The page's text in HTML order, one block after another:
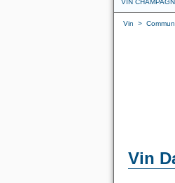
VIN
Vin >
Vin